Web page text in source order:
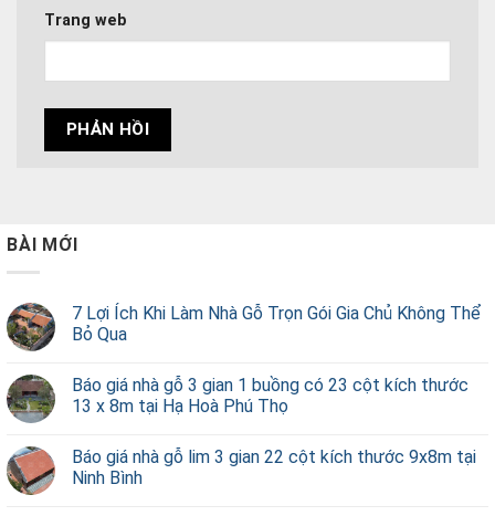
Trang web
BÀI MỚI
7 Lợi Ích Khi Làm Nhà Gỗ Trọn Gói Gia Chủ Không Thể
Bỏ Qua
Báo giá nhà gỗ 3 gian 1 buồng có 23 cột kích thước
13 x 8m tại Hạ Hoà Phú Thọ
Báo giá nhà gỗ lim 3 gian 22 cột kích thước 9x8m tại
Ninh Bình